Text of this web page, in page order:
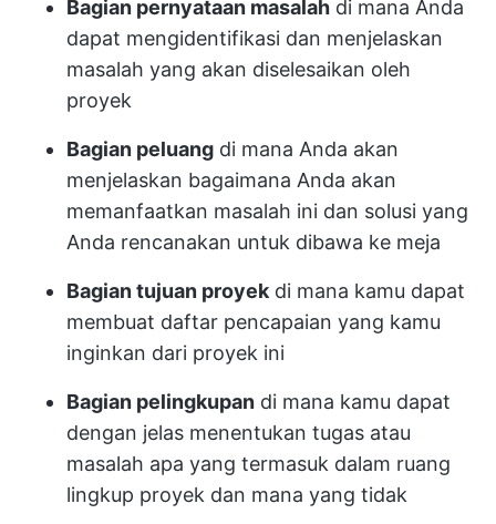
Bagian pernyataan masalah di mana Anda
dapat mengidentifikasi dan menjelaskan
masalah yang akan diselesaikan oleh
proyek
Bagian peluang di mana Anda akan
menjelaskan bagaimana Anda akan
memanfaatkan masalah ini dan solusi yang
Anda rencanakan untuk dibawa ke meja
Bagian tujuan proyekdi mana kamu dapat
membuat daftar pencapaian yang kamu
inginkan dari proyek ini
Bagian pelingkupan di mana kamu dapat
dengan jelas menentukan tugas atau
masalah apa yang termasuk dalam ruang
lingkup proyek dan mana yang tidak